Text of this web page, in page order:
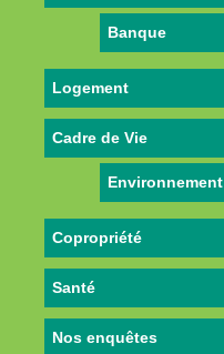
Banque
Logement
Cadre de Vie
Environnement
Copropriété
Santé
Nos enquêtes